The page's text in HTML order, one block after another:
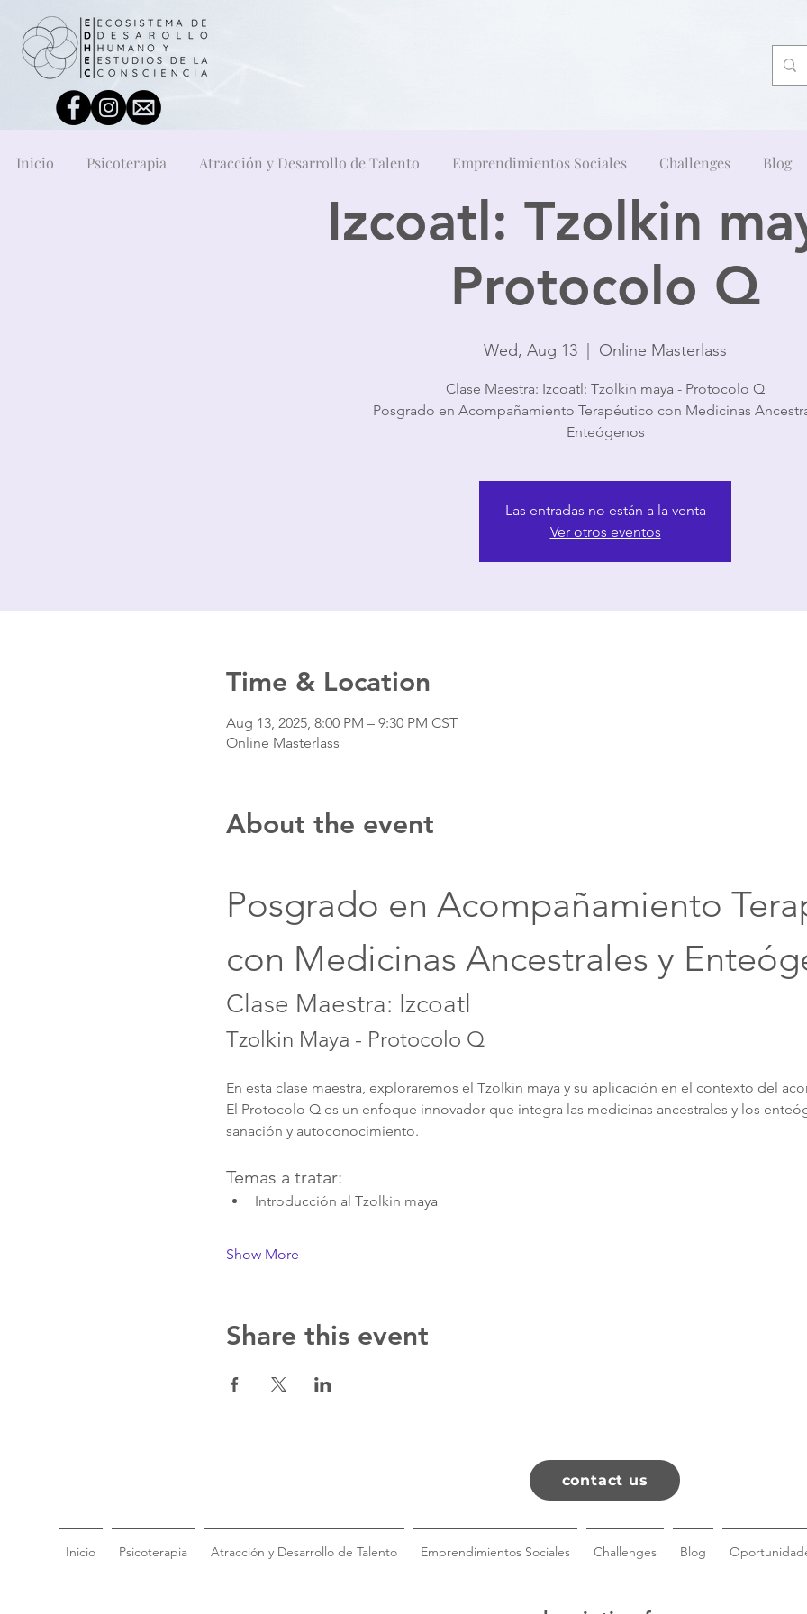
Izcoatl: Tzolkin
Protocolo Q
Wed, Aug 13 Online Masterlass
Clase Maestra: Izcoatl: Tzolkin maya - Protocolo Q
Posgrado en Acompañamiento Terapéutico con Medicinas
Enteógenos
Las entradas no están a la venta
Ver otros eventos
Time & Location
Aug 13, 2025, 8:00 PM – 9:30 PM CST
Online Masterlass
About the event
Posgrado en Acompañamiento
con Medicinas Ancestrales y
Clase Maestra: Izcoatl
Tzolkin Maya - Protocolo Q
En esta clase maestra, exploraremos el Tzolkin maya y su aplicación en el contexto del
El Protocolo Q es un enfoque innovador que integra las medicinas ancestrales y los
sanación y autoconocimiento.
Temas a tratar:
Introducción al Tzolkin maya
Show More
Share this event
Inicio Psicoterapia Atracción y Desarrollo de Talento Emprendimientos Sociales Challenges Blog
contact us
Inicio Psicoterapia Atracción y Desarrollo de Talento Emprendimientos Sociales Challenges Blog